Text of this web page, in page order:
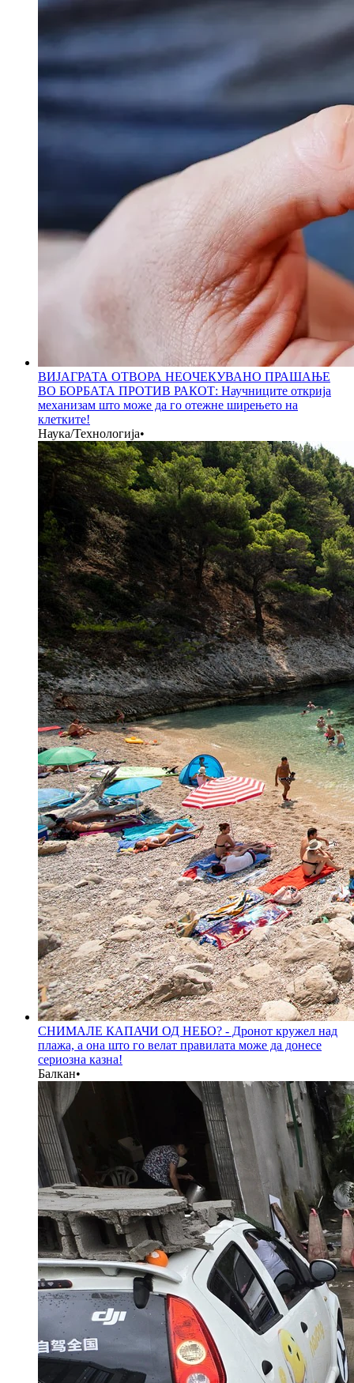
ВИЈАГРАТА ОТВОРА НЕОЧЕКУВАНО ПРАШАЊЕ
ВО БОРБАТА ПРОТИВ РАКОТ: Научниците открија
механизам што може да го отежне ширењето на
клетките!
Наука/Технологија•
СНИМАЛЕ КАПАЧИ ОД НЕБО? - Дронот кружел над
плажа, а она што го велат правилата може да донесе
сериозна казна!
Балкан•